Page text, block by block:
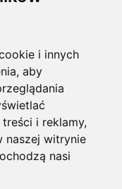
i innych
aby
i reklamy,
naszej witrynie
nasi